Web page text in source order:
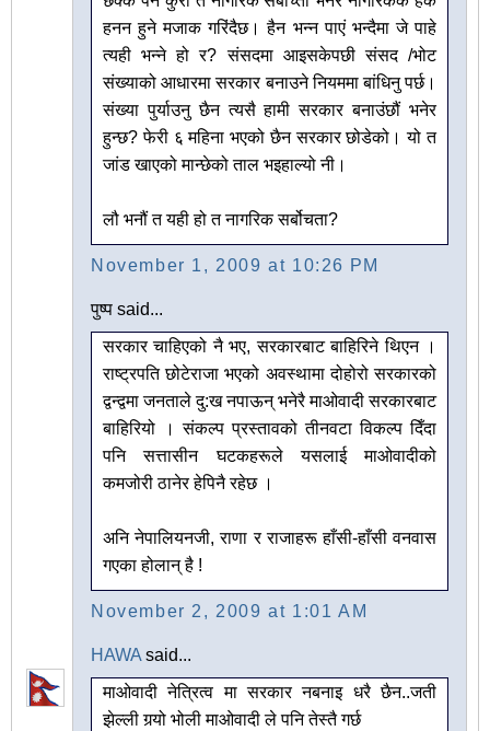
हनन हुने मजाक गरिंदैछ। हैन भन्न पाएं भन्दैमा जे पाहे
त्यही भन्ने हो र? संसदमा आइसकेपछी संसद /भोट
संख्याको आधारमा सरकार बनाउने नियममा बांधिनु पर्छ।
संख्या पुर्याउनु छैन त्यसै हामी सरकार बनाउंछौं भनेर
हुन्छ? फेरी ६ महिना भएको छैन सरकार छोडेको। यो त
जांड खाएको मान्छेको ताल भइहाल्यो नी।
लौ भनौं त यही हो त नागरिक सर्बोचता?
November 1, 2009 at 10:26 PM
पुष्प said...
सरकार चाहिएको नै भए, सरकारबाट बाहिरिने थिएन ।
राष्ट्रपति छोटेराजा भएको अवस्थामा दोहोरो सरकारको
द्वन्द्वमा जनताले दु:ख नपाऊन् भनेरै माओवादी सरकारबाट
बाहिरियो । संकल्प प्रस्तावको तीनवटा विकल्प दिँदा
पनि सत्तासीन घटकहरूले यसलाई माओवादीको
कमजोरी ठानेर हेपिनै रहेछ ।
अनि नेपालियनजी, राणा र राजाहरू हाँसी-हाँसी वनवास
गएका होलान् है !
November 2, 2009 at 1:01 AM
HAWA said...
माओवादी नेत्रित्व मा सरकार नबनाइ धरै छैन..जती
झेल्ली गर्‍यो भोली माओवादी ले पनि तेस्तै गर्छ